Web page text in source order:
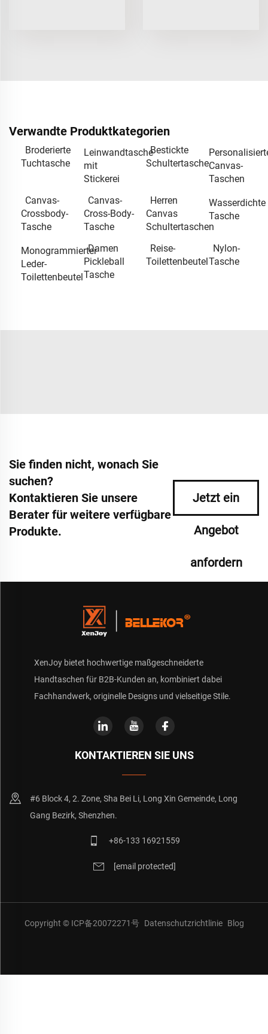
Verwandte Produktkategorien
Broderierte
Tuchtasche
Leinwandtasche
mit
Stickerei
Bestickte
SchultertascheCanvas-
Taschen
Canvas-
Crossbody-
Tasche
Canvas-
Cross-Body-
Tasche
Herren
Canvas
Schultertaschen
Wasserdichte
Tasche
Monogrammierter
Leder-
Toilettenbeutel
Damen
Pickleball
Tasche
Reise-
Toilettenbeutel
Nylon-
Tasche
Sie finden nicht, wonach Sie
suchen?
Kontaktieren Sie unsere
Berater für weitere verfügbare
Produkte.
Jetzt ein
Angebot
anfordern
XenJoy bietet hochwertige maßgeschneiderte
Handtaschen für B2B-Kunden an, kombiniert dabei
Fachhandwerk, originelle Designs und vielseitige Stile.
KONTAKTIEREN SIE UNS
#6 Block 4, 2. Zone, Sha Bei Li, Long Xin Gemeinde, Long
Gang Bezirk, Shenzhen.
+86-133 16921559
[email protected]
Copyright © ICP备20072271号 Datenschutzrichtlinie Blog